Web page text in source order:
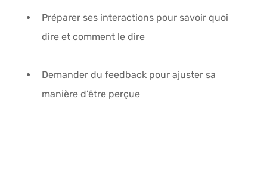
Préparer ses interactions pour savoir quoi
dire et comment le dire
Demander du feedback pour ajuster sa
manière d’être perçue